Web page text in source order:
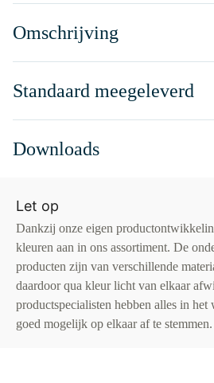
Omschrijving
Standaard meegeleverd
Downloads
Let op
Dankzij onze eigen
kleuren aan in ons assortiment. De
producten zijn van verschillende
daardoor qua kleur licht van elkaar
productspecialisten hebben alles in het
goed mogelijk op elkaar af te stemmen.